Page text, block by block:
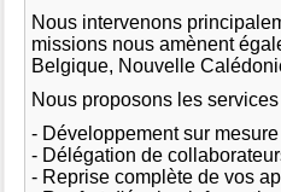
Nous intervenons
missions nous amènent
Belgique, Nouvelle
Nous proposons les
- Développement sur
- Délégation de
- Reprise complète de vos